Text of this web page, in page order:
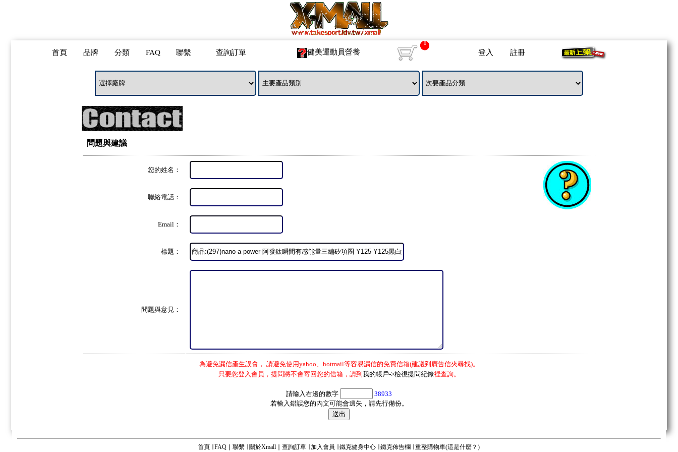
首頁 品牌 分類 FAQ 聯繫 查詢訂單 健美運動員營養
0
登入 註冊
問題與建議
您的姓名：
聯絡電話：
Email：
標題：
問題與意見：
為避免漏信產生誤會， 請避免使用yahoo、hotmail等容易漏信的免費信箱(建議到廣告信夾尋找)。
只要您登入會員，提問將不會寄回您的信箱，請到 我的帳戶->檢視提問紀錄裡查詢。
請輸入右邊的數字
38933
若輸入錯誤您的內文可能會遺失，請先行備份。
首頁 ∣FAQ ∣聯繫 關於Xmall ∣查詢訂單 ∣加入會員 ∣鐵克健身中心 ∣鐵克佈告欄 ∣重整購物車(這是什麼？)